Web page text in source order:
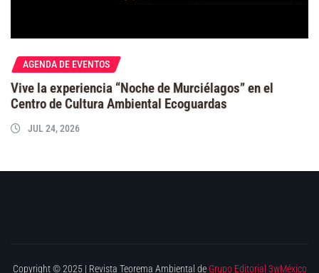
AGENDA DE EVENTOS
Vive la experiencia “Noche de Murciélagos” en el
Centro de Cultura Ambiental Ecoguardas
JUL 24, 2026
Copyright © 2025 | Revista Teorema Ambiental de Grupo Editorial 3wMéxico